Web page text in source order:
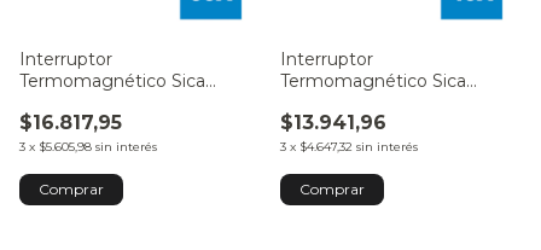
Interruptor
Termomagnético Sica
$16.817,95
3 x $5.605,98 sin interés
Interruptor
Termomagnético Sica
$13.941,96
3 x $4.647,32 sin interés